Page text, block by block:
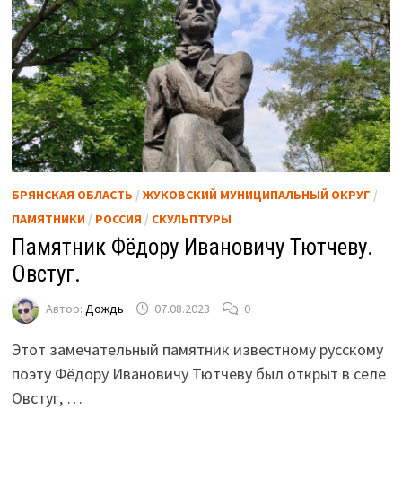
БРЯНСКАЯ ОБЛАСТЬ / ЖУКОВСКИЙ МУНИЦИПАЛЬНЫЙ ОКРУГ /
ПАМЯТНИКИ/ РОССИЯ / СКУЛЬПТУРЫ
Памятник Фёдору Ивановичу Тютчеву.
Овстуг.
Автор: Дождь 07.08.2023 0
Этот замечательный памятник известному русскому
поэту Фёдору Ивановичу Тютчеву был открыт в селе
Овстуг, …